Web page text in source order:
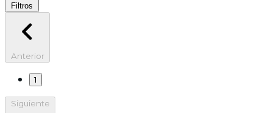
Filtros
Anterior
1